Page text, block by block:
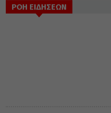
ΡΟΗ ΕΙΔΗΣΕΩΝ